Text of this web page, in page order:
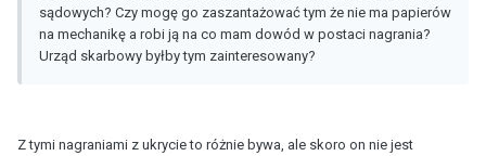
sądowych? Czy mogę go zaszantażować tym że nie ma papierów
na mechanikę a robi ją na co mam dowód w postaci nagrania?
Urząd skarbowy byłby tym zainteresowany?
Z tymi nagraniami z ukrycie to różnie bywa, ale skoro on nie jest